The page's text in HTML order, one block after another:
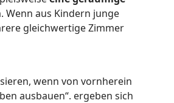
Wenn aus Kindern junge
gleichwertige Zimmer
wenn von vornherein
ausbauen“. ergeben sich